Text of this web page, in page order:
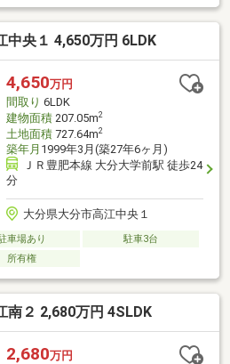
中央１ 4,650万円 6LDK
4,650万円
間取り 6LDK
建物面積207.05m2
土地面積727.64m2
築年月 1999年3月(築27年6ヶ月)
ＪＲ豊肥本線 大分大学前駅 徒歩24
分
大分県大分市高江中央１
車場あり
駐車3台
所有権
南２ 2,680万円 4SLDK
2,680万円